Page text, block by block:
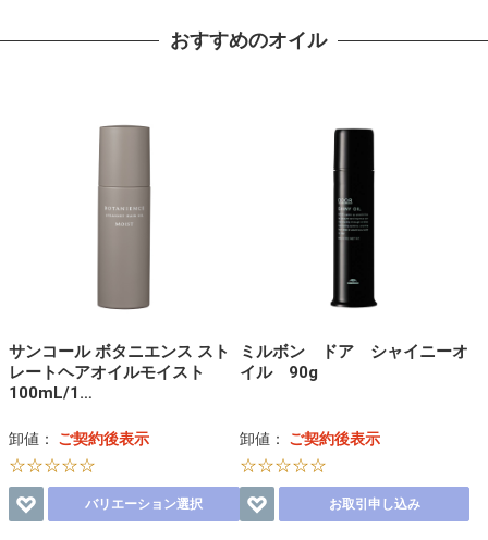
おすすめのオイル
サンコール ボタニエンス スト
レートヘアオイルモイスト
100mL/1…
卸値： ご契約後表示
☆☆☆☆☆
バリエーション選択
ミルボン ドア シャイニーオ
イル 90g
卸値： ご契約後表示
☆☆☆☆☆
お取引申し込み